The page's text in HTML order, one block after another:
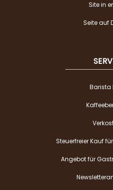
Site in
Seite auf
Barista
Steuerfreier Kauf
Angebot für